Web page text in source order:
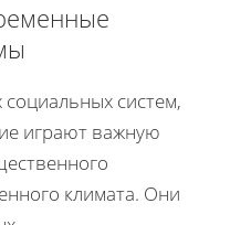
систем,
играют важную
климата. Они